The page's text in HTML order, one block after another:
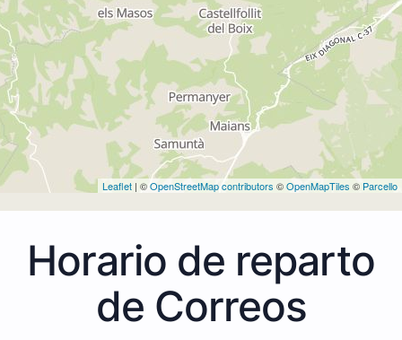
Leaflet | ©OpenStreetMap contributors ©OpenMapTiles © Parcello
Horario de reparto
de Correos